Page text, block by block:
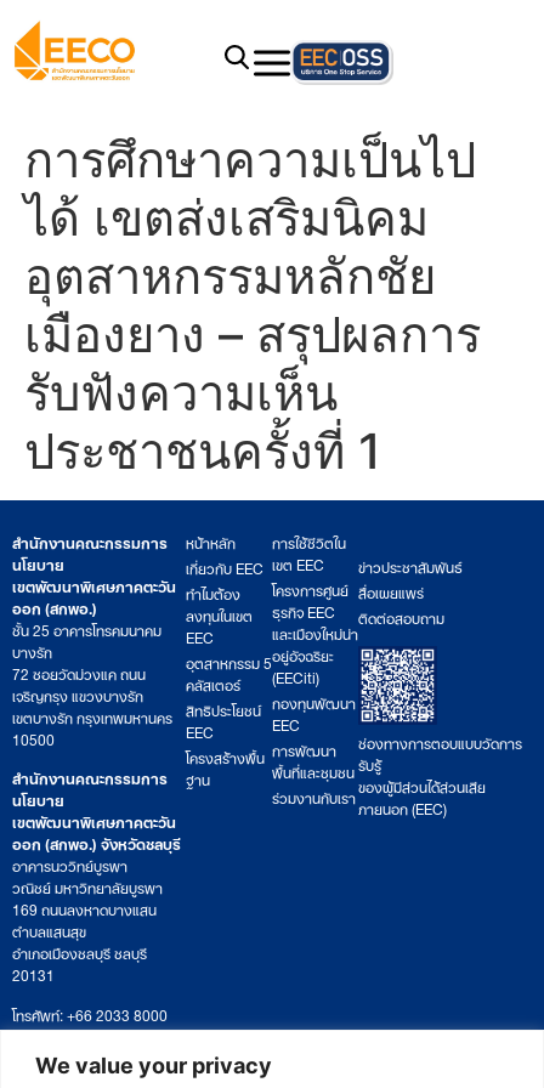
We value your privacy
การศึกษาความเป็นไป
ได้ เขตส่งเสริมนิคม
อุตสาหกรรมหลักชัย
เมืองยาง – สรุปผลการ
รับฟังความเห็น
ประชาชนครั้งที่ 1
สำนักงานคณะกรรมการ
นโยบาย
เขตพัฒนาพิเศษภาคตะวัน
ออก (สกพอ.)
ชั้น 25 อาคารโทรคมนาคม
บางรัก
72 ซอยวัดม่วงแค ถนน
เจริญกรุง แขวงบางรัก
เขตบางรัก กรุงเทพมหานคร
10500
สำนักงานคณะกรรมการ
นโยบาย
เขตพัฒนาพิเศษภาคตะวัน
ออก (สกพอ.) จังหวัดชลบุรี
อาคารนววิทย์บูรพา
วณิชย์ มหาวิทยาลัยบูรพา
169 ถนนลงหาดบางแสน
ตำบลแสนสุข
อำเภอเมืองชลบุรี ชลบุรี
20131
โทรศัพท์: +66 2033 8000
เวลาทำการ: จันทร์ – ศุกร์
09:00 – 17:00 น.
ติดตามหนังสือหรือยื่นเอกสาร
หน้าหลัก
เกี่ยวกับ EEC
ทำไมต้อง
ลงทุนในเขต
EEC
อุตสาหกรรม 5
คลัสเตอร์
สิทธิประโยชน์
EEC
โครงสร้างพื้น
ฐาน
การใช้ชีวิตใน
เขต EEC
โครงการศูนย์
ธุรกิจ EEC
และเมืองใหม่น่า
อยู่อัจฉริยะ
(EECiti)
กองทุนพัฒนา
EEC
การพัฒนา
พื้นที่และชุมชน
ร่วมงานกับเรา
ข่าวประชาสัมพันธ์
สื่อเผยแพร่
ติดต่อสอบถาม
ช่องทางการตอบแบบวัดการ
รับรู้
ของผู้มีส่วนได้ส่วนเสีย
ภายนอก (EEC)